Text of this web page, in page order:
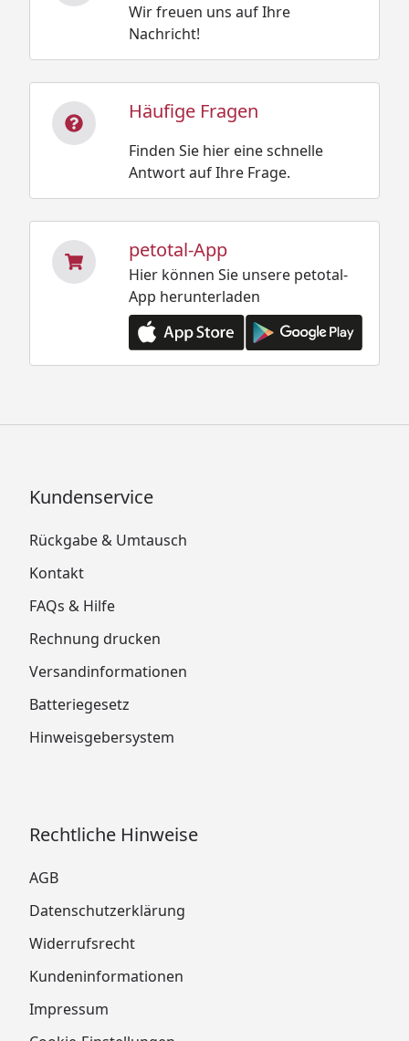
Wir freuen uns auf Ihre
Nachricht!
Häufige Fragen
Finden Sie hier eine schnelle
Antwort auf Ihre Frage.
petotal-App
Hier können Sie unsere petotal-
App herunterladen
Kundenservice
Rückgabe & Umtausch
Kontakt
FAQs & Hilfe
Rechnung drucken
Versandinformationen
Batteriegesetz
Hinweisgebersystem
Rechtliche Hinweise
AGB
Datenschutzerklärung
Widerrufsrecht
Kundeninformationen
Impressum